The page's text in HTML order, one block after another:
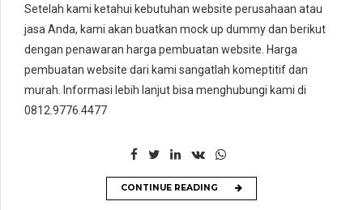
Setelah kami ketahui kebutuhan website perusahaan atau
jasa Anda, kami akan buatkan mock up dummy dan berikut
dengan penawaran harga pembuatan website. Harga
pembuatan website dari kami sangatlah komeptitif dan
murah. Informasi lebih lanjut bisa menghubungi kami di
0812.9776.4477
CONTINUE READING